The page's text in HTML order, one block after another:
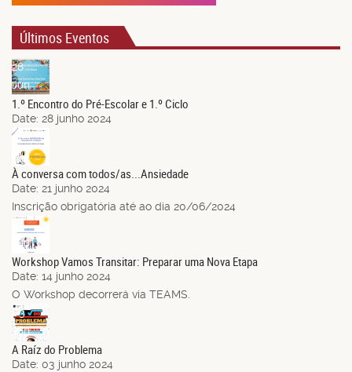
Últimos Eventos
28
Jun.
1.º Encontro do Pré-Escolar e 1.º Ciclo
Date: 28 junho 2024
21
Jun.
À conversa com todos/as...Ansiedade
Date: 21 junho 2024
Inscrição obrigatória até ao dia 20/06/2024
Jun.
Workshop Vamos Transitar: Preparar uma Nova Etapa
Date: 14 junho 2024
O Workshop decorrerá via TEAMS.
03
Jun.
A Raíz do Problema
Date: 03 junho 2024